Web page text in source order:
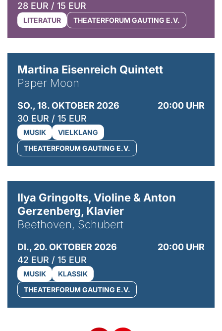
28 EUR / 15 EUR
LITERATUR THEATERFORUM GAUTING E.V.
Martina Eisenreich Quintett
Paper Moon
SO., 18. OKTOBER 2026
20:00 UHR
30 EUR / 15 EUR
MUSIK
VIELKLANG
THEATERFORUM GAUTING E.V.
Ilya Gringolts, Violine & Anton
Gerzenberg, Klavier
Beethoven, Schubert
DI., 20. OKTOBER 2026
20:00 UHR
42 EUR / 15 EUR
MUSIK
KLASSIK
THEATERFORUM GAUTING E.V.